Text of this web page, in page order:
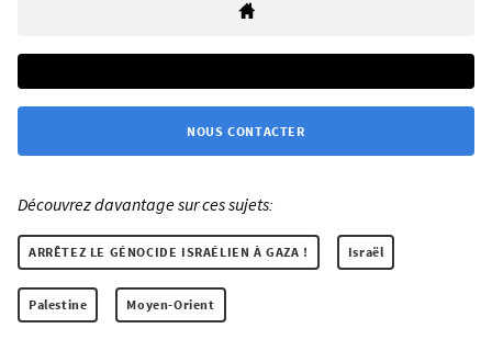
NOUS CONTACTER
Découvrez davantage sur ces sujets:
ARRÊTEZ LE GÉNOCIDE ISRAÉLIEN À GAZA ! Israël
Palestine Moyen-Orient